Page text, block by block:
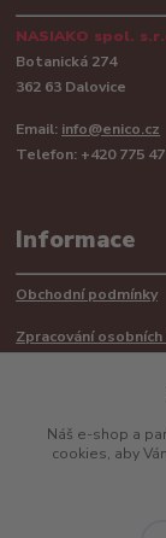
NASIAKO spol.
Botanická 274
362 63 Dalovice
Email: info@enico.cz
Telefon: +420 775
Informace
Obchodní podmínky
Zpracování osobních
Mimosoudní řešení
Náš e-shop a
cookies, aby